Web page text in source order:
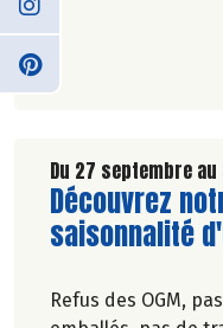
En avril, plein
Du 27 septembre
Lire la suite
Découvrez
saisonnalité
Refus des OGM,